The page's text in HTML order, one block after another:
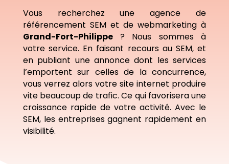
Vous recherchez une agence de
référencement SEM et de webmarketing à
Grand-Fort-Philippe? Nous sommes à
votre service. En faisant recours au SEM, et
en publiant une annonce dont les services
l’emportent sur celles de la concurrence,
vous verrez alors votre site internet produire
vite beaucoup de trafic. Ce qui favorisera une
croissance rapide de votre activité. Avec le
SEM, les entreprises gagnent rapidement en
visibilité.